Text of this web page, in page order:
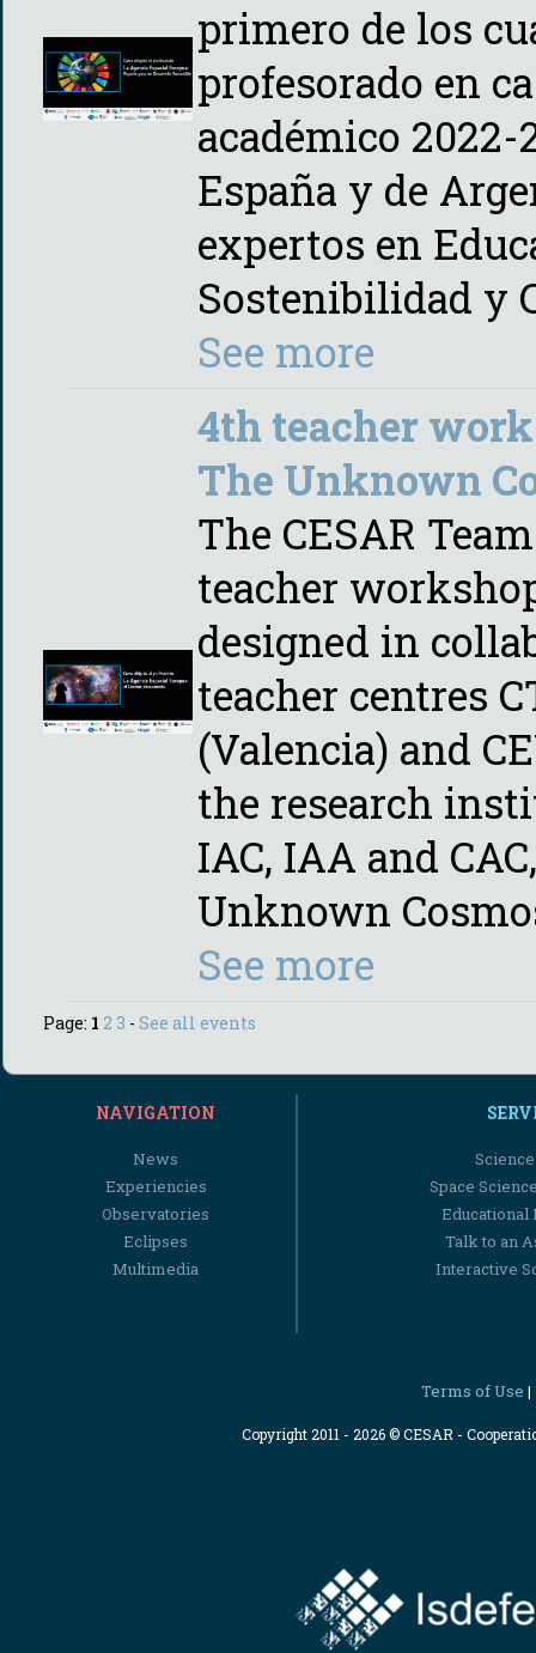
primero de los
profesorado en
académico 2022-
España y de
expertos en
Sostenibilidad y
See more
4th teacher
The Unknown
The CESAR
teacher
designed in
teacher centres
(Valencia) and
the research
IAC, IAA and
Unknown
See more
Page: 1 2 3 - See all events
NAVIGATION
News
Experiencies
Observatories
Eclipses
Multimedia
Space
Educational
Talk to an
Interactive
Terms of Use |
Copyright 2011 - 2026 © CESAR -